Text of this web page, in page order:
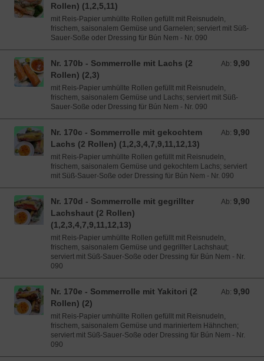
Rollen) (1,2,5,11)
mit Reis-Papier umhüllte Rollen gefüllt mit Reisnudeln,
frischem, saisonalem Gemüse und Garnelen; serviert mit Süß-
Sauer-Soße oder Dressing für Bún Nem - Nr. 090
Nr. 170b - Sommerrolle mit Lachs (2
Rollen) (2,3)
Ab: 9,90
Ab: 9,90 EUR
mit Reis-Papier umhüllte Rollen gefüllt mit Reisnudeln,
frischem, saisonalem Gemüse und Lachs; serviert mit Süß-
Sauer-Soße oder Dressing für Bún Nem - Nr. 090
Nr. 170c - Sommerrolle mit gekochtem
Lachs (2 Rollen) (1,2,3,4,7,9,11,12,13)
Ab: 9,90
Ab: 9,90 EUR
mit Reis-Papier umhüllte Rollen gefüllt mit Reisnudeln,
frischem, saisonalem Gemüse und gekochtem Lachs; serviert
mit Süß-Sauer-Soße oder Dressing für Bún Nem - Nr. 090
Nr. 170d - Sommerrolle mit gegrillter
Lachshaut (2 Rollen)
(1,2,3,4,7,9,11,12,13)
Ab: 9,90
Ab: 9,90 EUR
mit Reis-Papier umhüllte Rollen gefüllt mit Reisnudeln,
frischem, saisonalem Gemüse und gegrillter Lachshaut;
serviert mit Süß-Sauer-Soße oder Dressing für Bún Nem - Nr.
090
Nr. 170e - Sommerrolle mit Yakitori (2
Rollen) (2)
Ab: 9,90
Ab: 9,90 EUR
mit Reis-Papier umhüllte Rollen gefüllt mit Reisnudeln,
frischem, saisonalem Gemüse und mariniertem Hähnchen;
serviert mit Süß-Sauer-Soße oder Dressing für Bún Nem - Nr.
090